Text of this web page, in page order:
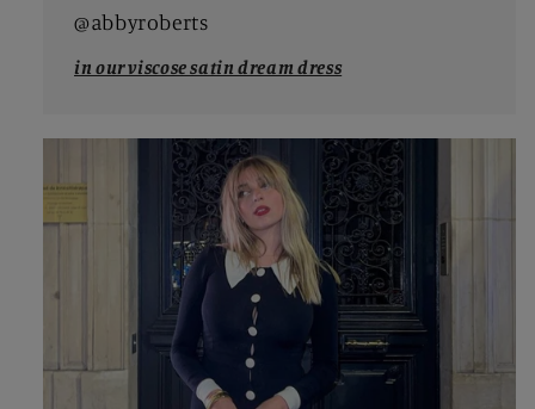
@abbyroberts
in our viscose satin dream dress